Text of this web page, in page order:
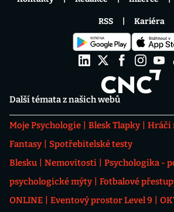
Další témata z našich webů
Moje Psychologie Blesk Tlapky Hráči
Fantasy
Spotřebitelské testy
Blesku
Nemovitosti
Psychologika -
psychologické mýty
Fotbalové
ONLINE
Eventový prostor Level 9
RSS Kariéra